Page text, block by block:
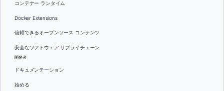
コンテナー ランタイム
Docker Extensions
信頼できるオープンソース コンテンツ
安全なソフトウェア サプライチェーン
開発者
ドキュメンテーション
始める